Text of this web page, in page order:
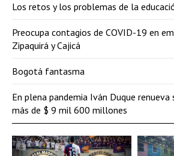
Los retos y los problemas de la
Preocupa contagios de COVID-19 en
Zipaquirá y Cajicá
Bogotá fantasma
En plena pandemia Iván Duque
más de $ 9 mil 600 millones